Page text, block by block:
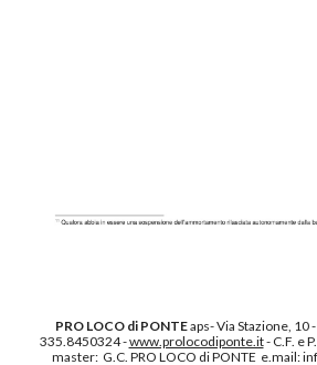
PRO LOCO di PONTEaps- Via Stazione, 10
335.8450324 -www.prolocodiponte.it- C.F. e
master: G.C. PRO LOCO di PONTE e.mail: